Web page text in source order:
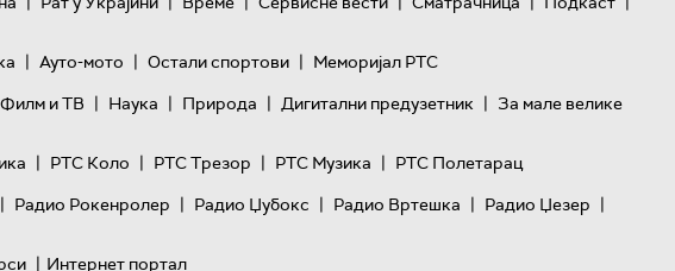
| Ауто-мото | Остали спортови | Меморијал РТС
Филм и ТВ | Наука | Природа | Дигитални предузетник | За мале велике
| РТС Коло | РТС Трезор | РТС Музика | РТС Полетарац
| Радио Рокенролер | Радио Џубокс | Радио Вртешка | Радио Џезер |
| Интернет портал